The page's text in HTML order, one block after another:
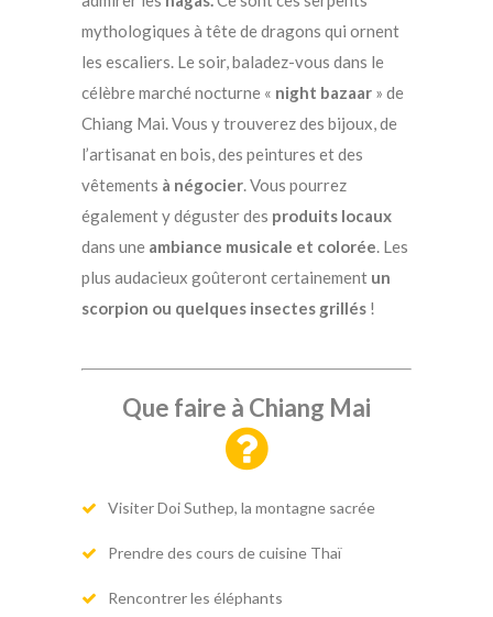
mythologiques à tête de dragons qui ornent
les escaliers. Le soir, baladez-vous dans le
célèbre marché nocturne « night bazaar » de
Chiang Mai. Vous y trouverez des bijoux, de
l’artisanat en bois, des peintures et des
vêtements à négocier. Vous pourrez
également y déguster des produits locaux
dans une ambiance musicale et colorée. Les
plus audacieux goûteront certainement un
scorpion ou quelques insectes grillés !
Que faire à Chiang Mai
Visiter Doi Suthep, la montagne sacrée
Prendre des cours de cuisine Thaï
Rencontrer les éléphants